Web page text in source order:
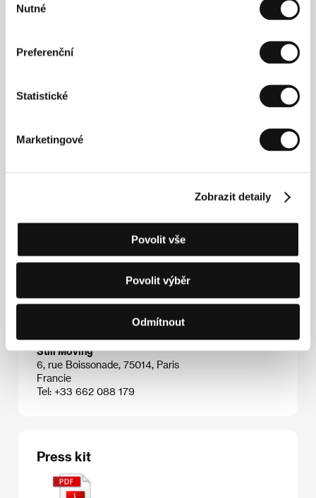
souhlasu
Nutné
Preferenční
Statistické
Marketingové
Zobrazit detaily
Povolit vše
Povolit výběr
Odmítnout
Ala Eddine Slim
(1982, Súsa, Tunisko) se věnuje jak
spolurežie: Ismaël Chebbi, Youssef Chebbi). V díle na
hranici dokumentu a fikce tvůrci zachytili organismus
uvedení i ocenění (FID Marseilles, DocLisboa ad.). Na
krátké filmy z období před rokem 2010 si získaly
na autorovu předchozí tvorbu a ukazuje, že patří mezi
přední mladé tuniské režiséry. Premiéra na
hlavní cenu za nejlepší debut.
Still Moving
6, rue Boissonade, 75014, Paris
Francie
Tel: +33 662 088 179
Press kit